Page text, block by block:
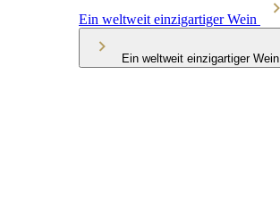
Ein weltweit einzigartiger Wein
Ein weltweit einzigartiger Wein